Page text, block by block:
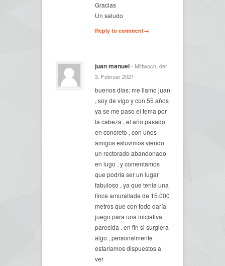
Gracias
Un saludo
Reply to comment→
juan manuel- Mittwoch, der
3. Februar 2021
buenos dias: me llamo juan
, soy de vigo y con 55 años
ya se me paso el tema por
la cabeza , el año pasado
en concreto , con unos
amigos estuvimos viendo
un rectorado abandonado
en lugo , y comentamos
que podría ser un lugar
fabuloso , ya que tenia una
finca amurallada de 15.000
metros que con todo daría
juego para una iniciativa
parecida . en fin si surgiera
algo , personalmente
estariamos dispuestos a
ver